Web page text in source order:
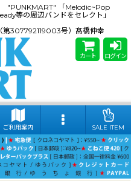
"PUNKMART" 「Melodic~Pop
等の周辺バンドをセレクト」
第307792119003号）髙橋伸幸
カート ログイン
ご利用案内 SALE ITEM